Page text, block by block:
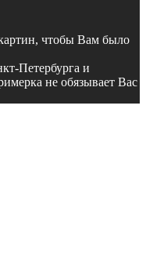
чтобы Вам было
Петербурга и
не обязывает Вас